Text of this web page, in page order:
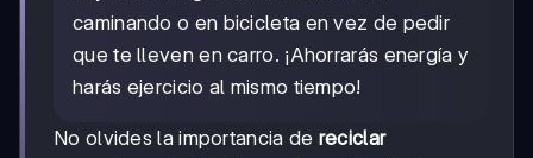
caminando o en bicicleta en vez de pedir
que te lleven en carro. ¡Ahorrarás energía y
harás ejercicio al mismo tiempo!
No olvides la importancia de reciclar